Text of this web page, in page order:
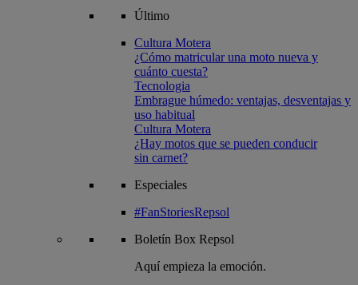
Último
Cultura Motera
¿Cómo matricular una moto nueva y
cuánto cuesta?
Tecnologia
Embrague húmedo: ventajas, desventajas y
uso habitual
Cultura Motera
¿Hay motos que se pueden conducir
sin carnet?
Especiales
#FanStoriesRepsol
Boletín Box Repsol
Aquí empieza la emoción.